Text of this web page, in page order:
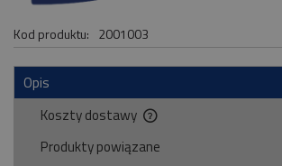
Kod produktu: 2001003
Opis
Koszty dostawy
Cena nie zawiera ewentualnych kosztów płatności
Produkty powiązane